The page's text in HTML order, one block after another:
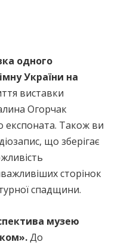
одного
України на
виставки
Огорчак
експоната. Також ви
що зберігає
сторінок
спадщини.
музею
До